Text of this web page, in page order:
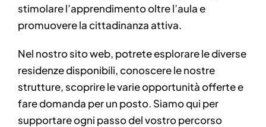
stimolare l’apprendimento oltre l’aula e
promuovere la cittadinanza attiva.
Nel nostro sito web, potrete esplorare le diverse
residenze disponibili, conoscere le nostre
strutture, scoprire le varie opportunità offerte e
fare domanda per un posto. Siamo qui per
supportare ogni passo del vostro percorso